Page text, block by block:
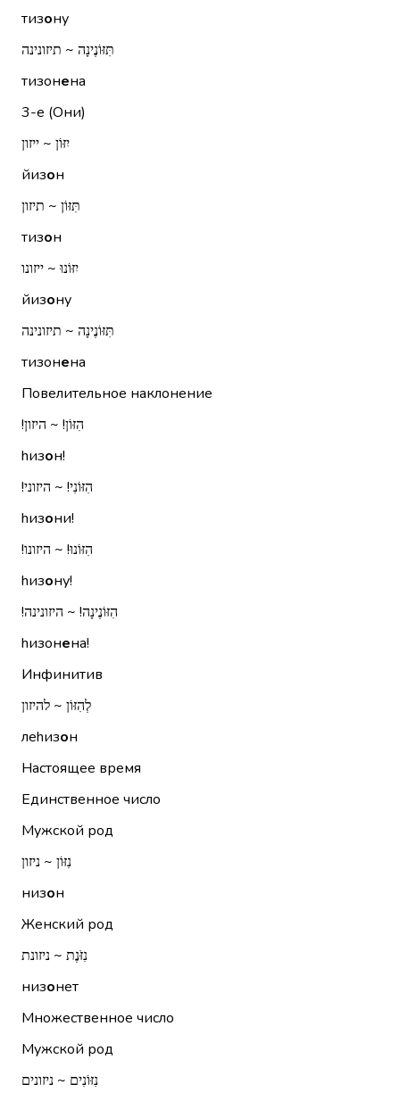
тизону
תִּזּוֹנֶינָה ~ תיזונינה
тизонена
3-е (Они)
יִזּוֹן ~ ייזון
йизон
תִּזּוֹן ~ תיזון
тизон
יִזּוֹנוּ ~ ייזונו
йизону
תִּזּוֹנֶינָה ~ תיזונינה
тизонена
Повелительное наклонение
הִזּוֹן!‏ ~ היזון!‏
hизон!
הִזּוֹנִי!‏ ~ היזוני!‏
hизони!
הִזּוֹנוּ!‏ ~ היזונו!‏
hизону!
הִזּוֹנֶינָה!‏ ~ היזונינה!‏
hизонена!
Инфинитив
לְהִזּוֹן ~ להיזון
леhизон
Настоящее время
Единственное число
Мужской род
נִזּוֹן ~ ניזון
низон
Женский род
נִזֹּנֶת ~ ניזונת
низонет
Множественное число
Мужской род
נִזּוֹנִים ~ ניזונים